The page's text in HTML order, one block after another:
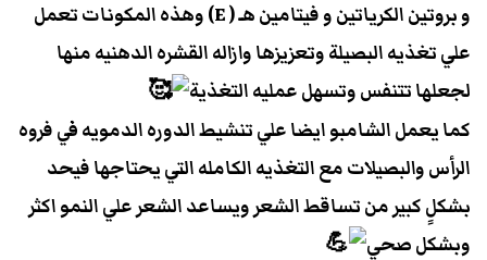
و بروتين الكرياتين و فيتامين هـ ( E) وهذه المكونات تعمل
علي تغذيه البصيلة وتعزيزها وازاله القشره الدهنيه منها
لجعلها تتنفس وتسهل عمليه التغذية
كما يعمل الشامبو ايضا علي تنشيط الدوره الدمويه في فروه
الرأس والبصيلات مع التغذيه الكامله التي يحتاجها فيحد
بشكلٍ كبير من تساقط الشعر ويساعد الشعر علي النمو اكثر
وبشكل صحي